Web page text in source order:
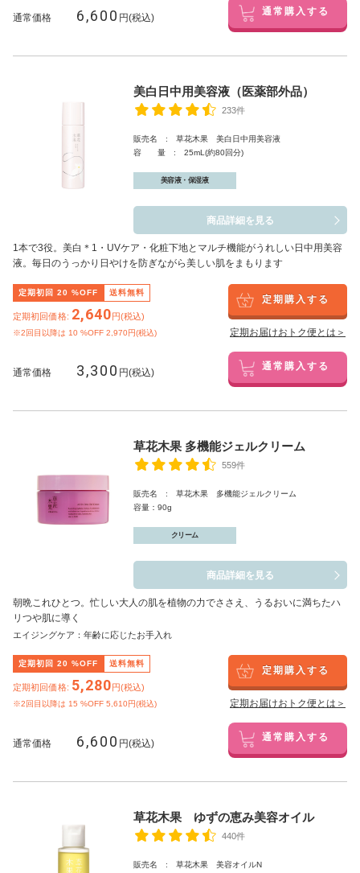
通常価格 6,600 円(税込) 通常購入する
美白日中用美容液（医薬部外品）
233件
販売名 : 草花木果 美白日中用美容液
容 量 : 25mL(約80回分)
美容液・保湿液
商品詳細を見る
1本で3役。美白 ＊1 ・UVケア・化粧下地とマルチ機能がうれしい日中用美容
液。毎日のうっかり日やけを防ぎながら美しい肌をまもります
定期初回 20 %OFF 送料無料
定期初回価格: 2,640円(税込)
※2回目以降は 10 %OFF 2,970円(税込)
定期購入する
定期お届けおトク便とは＞
通常価格 3,300 円(税込) 通常購入する
草花木果 多機能ジェルクリーム
559件
販売名 : 草花木果 多機能ジェルクリーム
容量：90g
クリーム
商品詳細を見る
朝晩これひとつ。忙しい大人の肌を植物の力でささえ、うるおいに満ちたハ
リつや肌に導く
エイジングケア：年齢に応じたお手入れ
定期初回 20 %OFF 送料無料
定期初回価格: 5,280円(税込)
※2回目以降は 15 %OFF 5,610円(税込)
定期購入する
定期お届けおトク便とは＞
通常価格 6,600 円(税込) 通常購入する
草花木果 ゆずの恵み美容オイル
440件
販売名 : 草花木果 美容オイルN